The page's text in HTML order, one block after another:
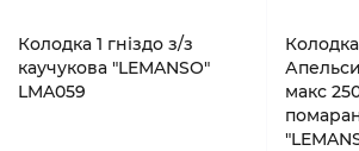
Колодка 1 гніздо з/з
каучукова "LEMANSO"
LMA059
макс